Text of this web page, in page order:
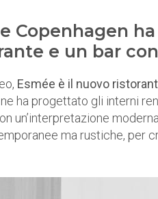
Copenhagen
e un bar
Esmée è il nuovo
ne ha progettato gli interni
un’interpretazione
ma rustiche, per